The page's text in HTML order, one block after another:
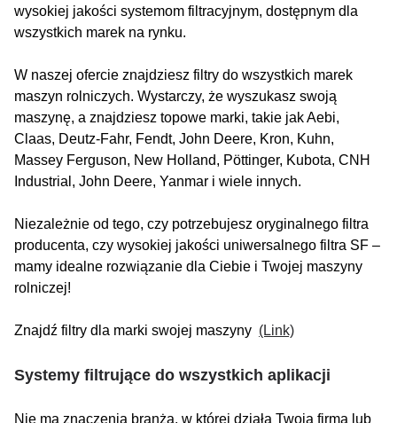
wysokiej jakości systemom filtracyjnym, dostępnym dla
wszystkich marek na rynku.
W naszej ofercie znajdziesz filtry do wszystkich marek
maszyn rolniczych. Wystarczy, że wyszukasz swoją
maszynę, a znajdziesz topowe marki, takie jak Aebi,
Claas, Deutz-Fahr, Fendt, John Deere, Kron, Kuhn,
Massey Ferguson, New Holland, Pöttinger, Kubota, CNH
Industrial, John Deere, Yanmar i wiele innych.
Niezależnie od tego, czy potrzebujesz oryginalnego filtra
producenta, czy wysokiej jakości uniwersalnego filtra SF –
mamy idealne rozwiązanie dla Ciebie i Twojej maszyny
rolniczej!
Znajdź filtry dla marki swojej maszyny (Link)
Systemy filtrujące do wszystkich aplikacji
Nie ma znaczenia branża, w której działa Twoja firma lub